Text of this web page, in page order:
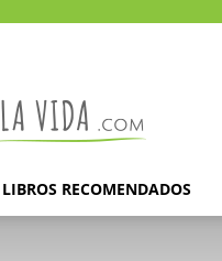
la
vida
LIBROS RECOMENDADOS